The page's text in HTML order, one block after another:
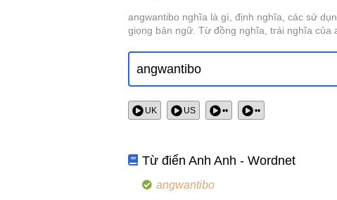
angwantibo nghĩa là gì, định nghĩa, các sử
giọng bản ngữ. Từ đồng nghĩa, trái nghĩa của
UK US •• ••
Từ điển Anh Anh - Wordnet
angwantibo